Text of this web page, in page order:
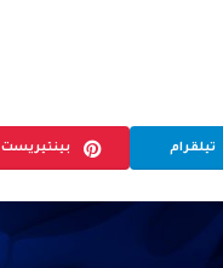
تيلقرام بينتيريست